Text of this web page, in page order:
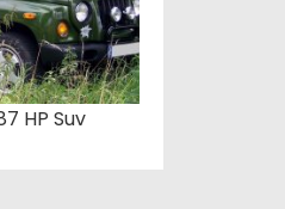
HP Suv